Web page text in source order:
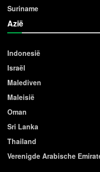
Suriname
Azië
Indonesië
Israël
Malediven
Maleisië
Oman
Sri Lanka
Thailand
Verenigde Arabische